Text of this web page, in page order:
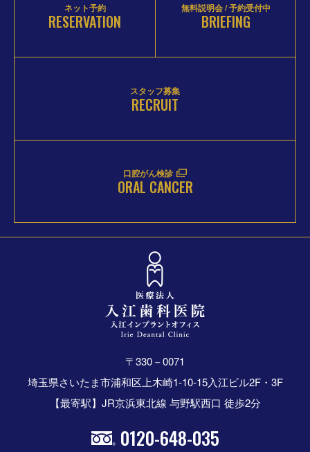
ネット予約
RESERVATION
無料説明会 / 予約受付中
BRIEFING
スタッフ募集
RECRUIT
口腔がん検診
ORAL CANCER
〒330－0071
埼玉県さいたま市浦和区上木崎1-10-15入江ビル2F・3F
【最寄駅】JR京浜東北線 与野駅西口 徒歩2分
0120-648-035